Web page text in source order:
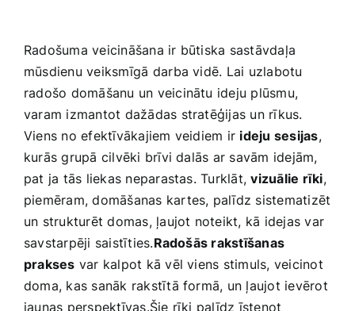
Radošuma veicināšana ir būtiska sastāvdaļa
mūsdienu veiksmīgā ⁢darba vidē. Lai uzlabotu
radošo domāšanu un veicinātu ideju‌ plūsmu,
varam izmantot dažādas stratēģijas un rīkus.
Viens no efektīvākajiem veidiem ir ideju sesijas,
kurās grupā cilvēki brīvi ‌dalās ar savām idejām,
pat ja tās liekas neparastas. Turklāt,vizuālie rīki,‍
piemēram, domāšanas kartes,​ palīdz ​sistematizēt
‍un strukturēt domas, ‌ļaujot noteikt, kā idejas var
savstarpēji saistīties.Radošās ‍rakstīšanas
prakses ‍var kalpot kā vēl viens stimuls, veicinot
doma, kas​ sanāk rakstītā formā, un ļaujot‌ ievērot
jaunas perspektīvas.Šie rīki palīdz īstenot​